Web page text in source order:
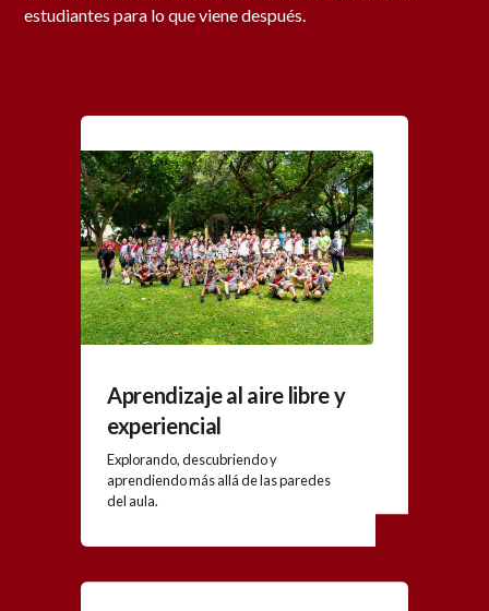
estudiantes para lo que viene después.
Aprendizaje al aire libre y
experiencial
Explorando, descubriendo y
aprendiendo más allá de las paredes
del aula.